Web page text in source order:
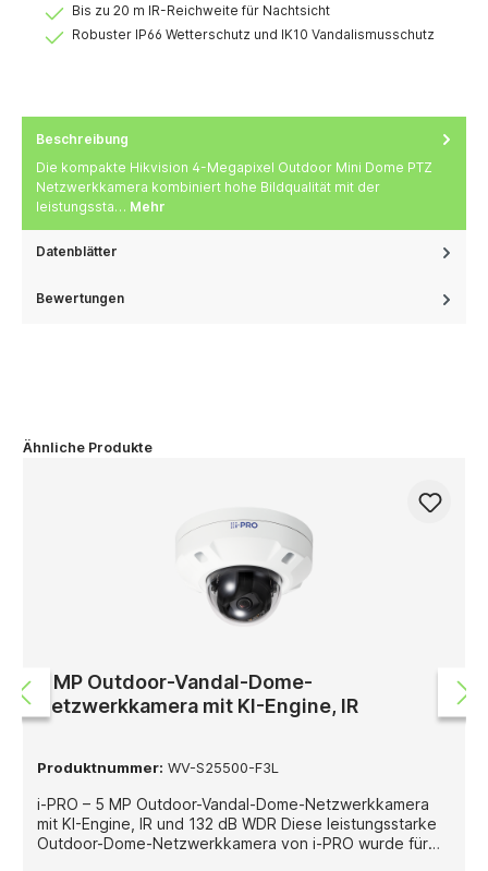
Bis zu 20 m IR-Reichweite für Nachtsicht
Robuster IP66 Wetterschutz und IK10 Vandalismusschutz
Beschreibung
Die kompakte Hikvision 4-Megapixel Outdoor Mini Dome PTZ
Netzwerkkamera kombiniert hohe Bildqualität mit der
leistungssta… Mehr
Datenblätter
Bewertungen
Ähnliche Produkte
5 MP Outdoor-Vandal-Dome-
Netzwerkkamera mit KI-Engine, IR
Produktnummer: WV-S25500-F3L
i-PRO – 5 MP Outdoor-Vandal-Dome-Netzwerkkamera
mit KI-Engine, IR und 132 dB WDR Diese leistungsstarke
Outdoor-Dome-Netzwerkkamera von i-PRO wurde für